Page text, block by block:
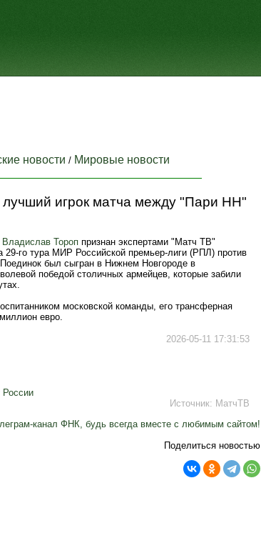
новости / Мировые новости
игрок матча между "Пари НН"
Владислав Тороп признан экспертами "Матч ТВ"
тура МИР Российской премьер‑лиги (РПЛ) против
был сыгран в Нижнем Новгороде в
победой столичных армейцев, которые забили
московской команды, его трансферная
евро.
2026-05-11 17:31:53
России
Источник: МатчТВ
канал ФНК, будь всегда вместе с любимым сайтом!
Поделиться новостью